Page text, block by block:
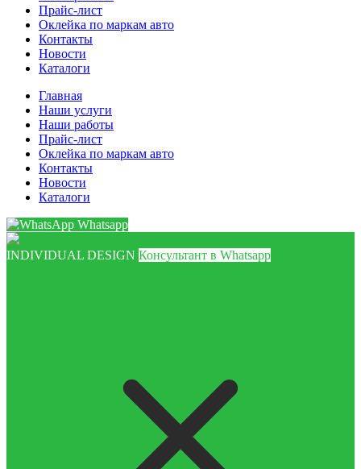
Прайс-лист
Оклейка по маркам авто
Контакты
Новости
Каталоги
Главная
Наши услуги
Наши работы
Прайс-лист
Оклейка по маркам авто
Контакты
Новости
Каталоги
Whatsapp
INDIVIDUAL DESIGN Консультант в Whatsapp